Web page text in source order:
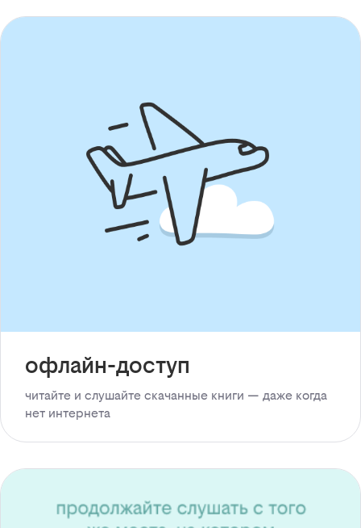
офлайн-доступ
читайте и слушайте скачанные книги — даже когда
нет интернета